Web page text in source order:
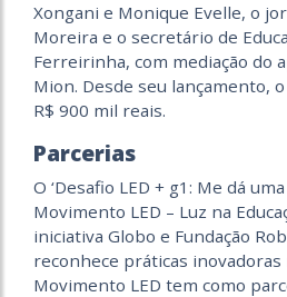
Xongani e Monique Evelle, o
Moreira e o secretário de
Ferreirinha, com mediação do
Mion. Desde seu lançamento,
R$ 900 mil reais.
Parcerias
O ‘Desafio LED + g1: Me dá
Movimento LED – Luz na
iniciativa Globo e Fundação
reconhece práticas inovadoras
Movimento LED tem como